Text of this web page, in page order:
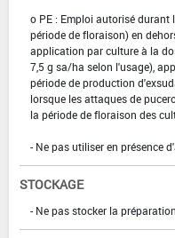
o PE : Emploi autorisé durant
période de floraison) en
application par culture à la
7,5 g sa/ha selon l'usage),
période de production
lorsque les attaques de
la période de floraison des
- Ne pas utiliser en présence
STOCKAGE
- Ne pas stocker la